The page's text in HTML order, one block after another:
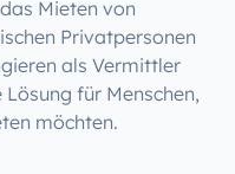
Mieten von
Privatpersonen
als Vermittler
für Menschen,
möchten.